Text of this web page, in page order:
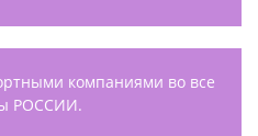
компаниями во все
РОССИИ.